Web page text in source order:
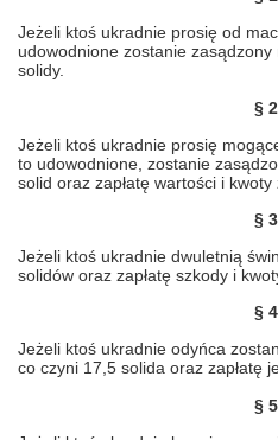
Jeżeli ktoś ukradnie prosię od
udowodnione zostanie
solidy.
§ 2
Jeżeli ktoś ukradnie prosię
to udowodnione, zostanie
solid oraz zapłatę wartości i kwoty
§ 3
Jeżeli ktoś ukradnie dwuletnią
solidów oraz zapłatę szkody i
§ 4
Jeżeli ktoś ukradnie odyńca
co czyni 17,5 solida oraz zapłatę
§ 5